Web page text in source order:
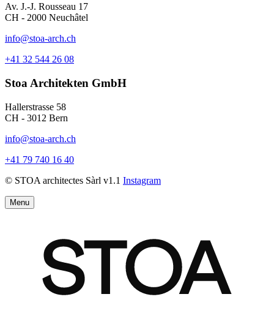
Av. J.-J. Rousseau 17
CH - 2000 Neuchâtel
info@stoa-arch.ch
+41 32 544 26 08
Stoa Architekten GmbH
Hallerstrasse 58
CH - 3012 Bern
info@stoa-arch.ch
+41 79 740 16 40
© STOA architectes Sàrl v1.1 Instagram
Menu